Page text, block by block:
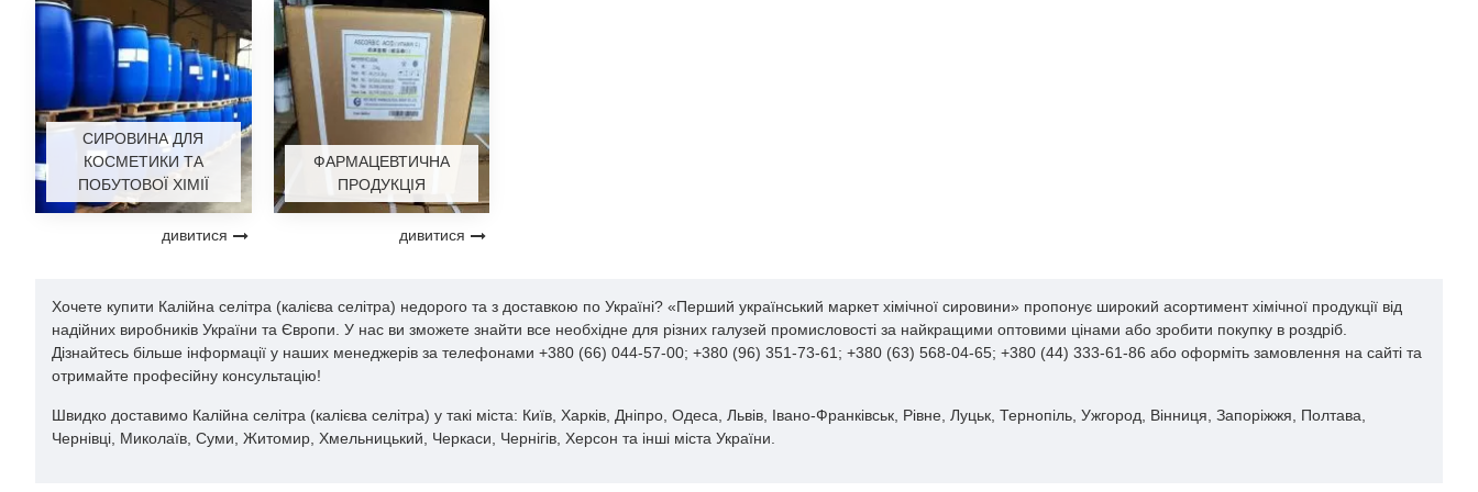
Упаковка. Зазвичай поставляється у вигляді кристалів або гранул і упаковується в мішки, біг-беги або бочки. Пакування має бути надійним і герметичним, щоб запобігти вологості та
захистити від зовнішніх впливів.
Захист від вологи. Основна вимога при зберіганні - запобігання контакту з водою. Це речовина гігроскопічна, тобто здатна притягувати і поглинати вологу з навколишнього
середовища. При взаємодії з водою вона може стати небезпечною і менш ефективною.
Ізоляція від інших хімічних речовин. Зберігання слід проводити окремо від інших хімічних речовин, особливо від речовин, які можуть спричинити реакції, як-от горючі та займисті
матеріали.
Дотримання правил пожежної безпеки. Хоча вона не є самозаймистою, але може підтримувати горіння, якщо знаходиться поблизу джерела вогню. Тому в місці зберігання слід
дотримуватися правил пожежної безпеки, і воно не повинно бути доступним для сторонніх.
Маркування та інформація. Упаковки з калійною селітрою мають бути ясно позначені із зазначенням найменування продукту, небезпечних властивостей, інструкцій з безпеки та
контактної інформації для аварійних ситуацій.
Навчання персоналу. Люди, які працюють з нею, мають бути навчені правилам безпеки, включно із запобіжними заходами під час зберігання та поводження з цією речовиною.
Калійна селітра: застосування
Калійна селітра, ціна якої на soda.kiev.ua одна з найкращих на ринку, має безліч застосувань у галузях різного спрямування, включно з медициною і піротехнікою. Давайте розглянемо
основні галузі:
У вигляді добрива, цінне джерело калію для розвитку рослин. Він необхідний для нормального росту і регулювання водного балансу. З її допомогою істотно збільшується
врожайність і якість сільськогосподарської продукції.
СИРОВИНА ДЛЯ
КОСМЕТИКИ ТА
ПОБУТОВОЇ ХІМІЇ
дивитися
ФАРМАЦЕВТИЧНА
ПРОДУКЦІЯ
дивитися
Хочете купити Калійна селітра (калієва селітра) недорого та з доставкою по Україні? «Перший український маркет хімічної сировини» пропонує широкий асортимент хімічної продукції від
надійних виробників України та Європи. У нас ви зможете знайти все необхідне для різних галузей промисловості за найкращими оптовими цінами або зробити покупку в роздріб.
Дізнайтесь більше інформації у наших менеджерів за телефонами +380 (66) 044-57-00; +380 (96) 351-73-61; +380 (63) 568-04-65; +380 (44) 333-61-86 або оформіть замовлення на сайті та
отримайте професійну консультацію!
Швидко доставимо Калійна селітра (калієва селітра) у такі міста: Київ, Харків, Дніпро, Одеса, Львів, Івано-Франківськ, Рівне, Луцьк, Тернопіль, Ужгород, Вінниця, Запоріжжя, Полтава,
Чернівці, Миколаїв, Суми, Житомир, Хмельницький, Черкаси, Чернігів, Херсон та інші міста України.